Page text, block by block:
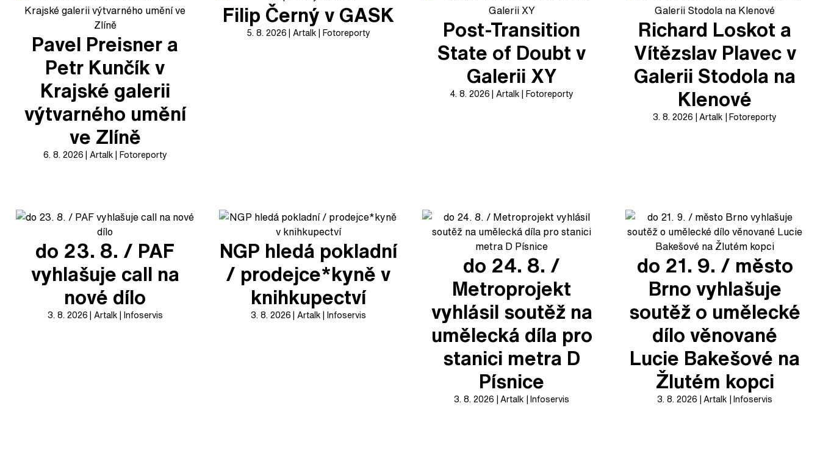
Pavel Preisner a
Petr Kunčík v
Krajské galerii
výtvarného umění
ve Zlíně
6. 8. 2026 Artalk Fotoreporty
Filip Černý v GASK
5. 8. 2026 Artalk Fotoreporty
Post-Transition
State of Doubt v
Galerii XY
4. 8. 2026 Artalk Fotoreporty
Richard Loskot a
Vítězslav Plavec v
Galerii Stodola na
Klenové
3. 8. 2026 Artalk Fotoreporty
do 23. 8. / PAF
vyhlašuje call na
nové dílo
3. 8. 2026 Artalk Infoservis
NGP hledá pokladní
/ prodejce*kyně v
knihkupectví
3. 8. 2026 Artalk Infoservis
do 24. 8. /
Metroprojekt
vyhlásil soutěž na
umělecká díla pro
stanici metra D
Písnice
3. 8. 2026 Artalk Infoservis
do 21. 9. / město
Brno vyhlašuje
soutěž o umělecké
dílo věnované
Lucie Bakešové na
Žlutém kopci
3. 8. 2026 Artalk Infoservis